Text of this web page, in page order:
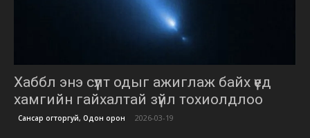
Хаббл энэ сүүлт одыг ажиглаж байх үед
хамгийн гайхалтай зүйл тохиолдлоо
Сансар огторгуй, Одон орон 2026-03-19